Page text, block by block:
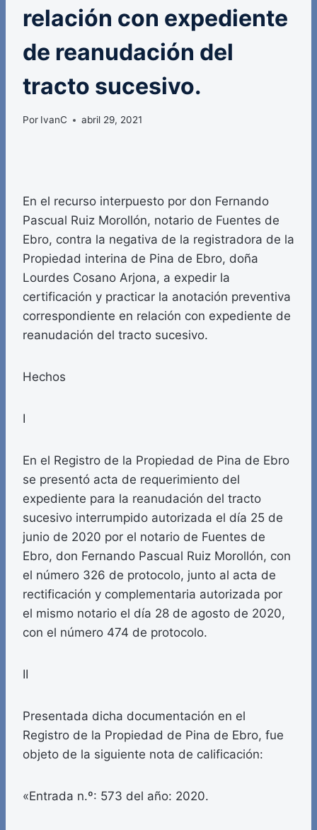
relación con expediente
de reanudación del
tracto sucesivo.
Por IvanC abril 29, 2021
En el recurso interpuesto por don Fernando
Pascual Ruiz Morollón, notario de Fuentes de
Ebro, contra la negativa de la registradora de la
Propiedad interina de Pina de Ebro, doña
Lourdes Cosano Arjona, a expedir la
certificación y practicar la anotación preventiva
correspondiente en relación con expediente de
reanudación del tracto sucesivo.
Hechos
I
En el Registro de la Propiedad de Pina de Ebro
se presentó acta de requerimiento del
expediente para la reanudación del tracto
sucesivo interrumpido autorizada el día 25 de
junio de 2020 por el notario de Fuentes de
Ebro, don Fernando Pascual Ruiz Morollón, con
el número 326 de protocolo, junto al acta de
rectificación y complementaria autorizada por
el mismo notario el día 28 de agosto de 2020,
con el número 474 de protocolo.
II
Presentada dicha documentación en el
Registro de la Propiedad de Pina de Ebro, fue
objeto de la siguiente nota de calificación:
«Entrada n.º: 573 del año: 2020.